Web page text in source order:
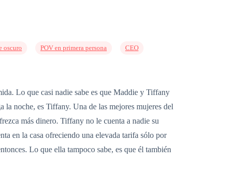
oscuro POV en primera persona CEO
Lo que casi nadie sabe es que Maddie y Tiffany
la noche, es Tiffany. Una de las mejores mujeres del
más dinero. Tiffany no le cuenta a nadie su
en la casa ofreciendo una elevada tarifa sólo por
Lo que ella tampoco sabe, es que él también